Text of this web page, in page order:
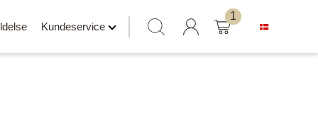
Kundeservice
efter:
1